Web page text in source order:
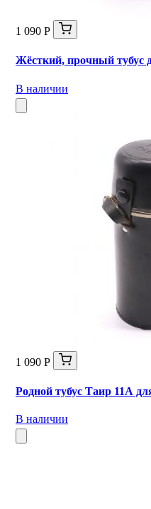
1 090 Р
Жёсткий, прочный тубус
В наличии
1 090 Р
Родной тубус Таир 11А
В наличии